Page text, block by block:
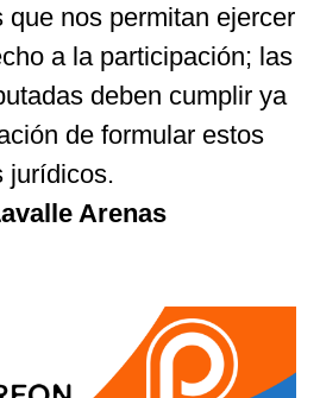
que nos permitan ejercer
a la participación; las
deben cumplir ya
de formular estos
jurídicos.
Arenas